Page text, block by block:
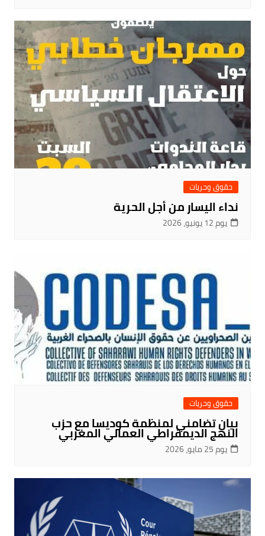
حقوق وحريات
نداء اليسار من أجل الحرية
يوم 12 يونيو، 2026
حقوق وحريات
بيان تضامني لمنظمة كوديسا مع حزب
النهج الديمقراطي العمالي المغربي
يوم 25 مايو، 2026